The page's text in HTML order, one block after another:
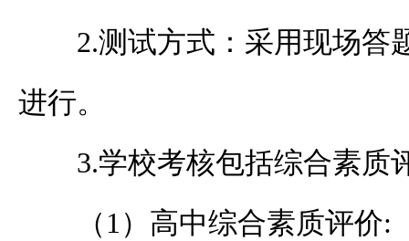
2.测试方式：采用现场答
进行。
3.学校考核包括综合素质
（1）高中综合素质评价: